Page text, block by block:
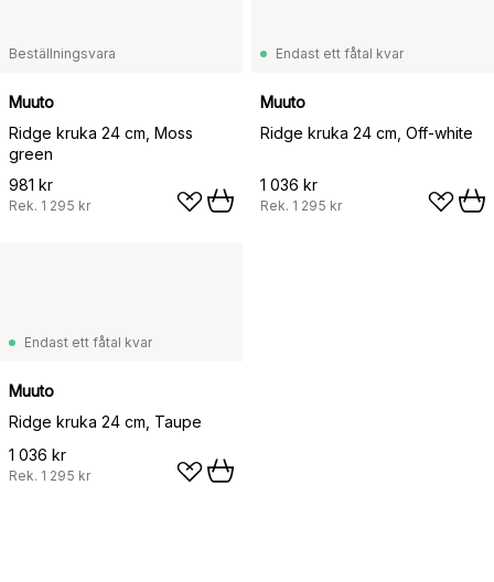
Beställningsvara
Muuto
Ridge kruka 24 cm, Moss
green
981 kr
Rek. 1 295 kr
Endast ett fåtal kvar
Muuto
Ridge kruka 24 cm, Off-white
1 036 kr
Rek. 1 295 kr
Endast ett fåtal kvar
Muuto
Ridge kruka 24 cm, Taupe
1 036 kr
Rek. 1 295 kr